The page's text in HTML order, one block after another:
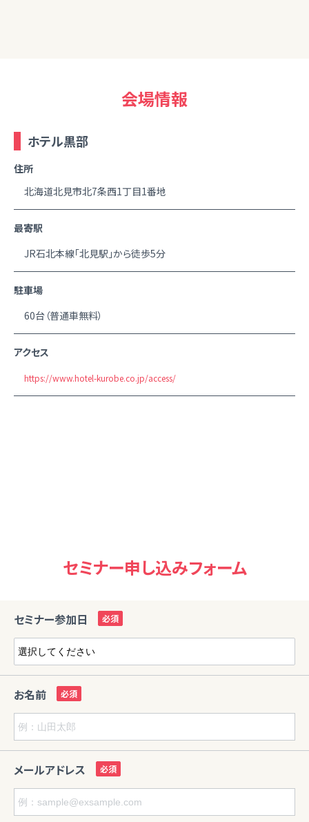
会場情報
ホテル黒部
住所
北海道北見市北7条西1丁目1番地
最寄駅
JR石北本線「北見駅」から徒歩5分
駐車場
60台（普通車無料）
アクセス
https://www.hotel-kurobe.co.jp/access/
セミナー申し込みフォーム
セミナー参加日
お名前
メールアドレス